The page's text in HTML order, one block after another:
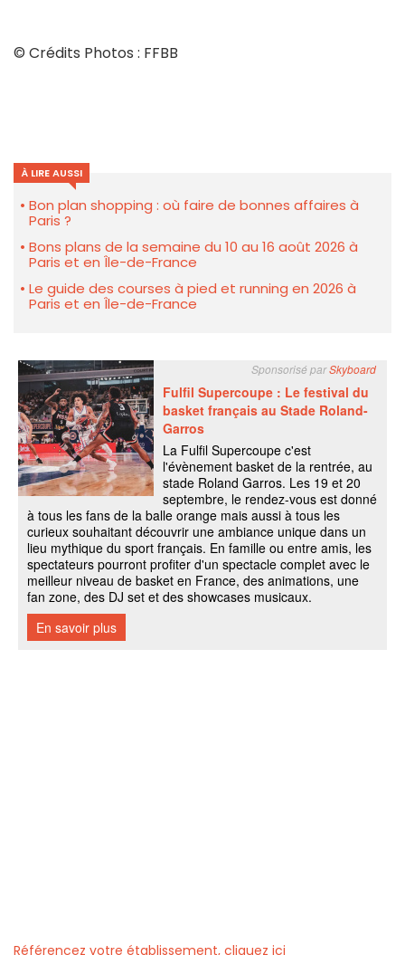
© Crédits Photos : FFBB
À LIRE AUSSI
Bon plan shopping : où faire de bonnes affaires à
Paris ?
Bons plans de la semaine du 10 au 16 août 2026 à
Paris et en Île-de-France
Le guide des courses à pied et running en 2026 à
Paris et en Île-de-France
Référencez votre établissement, cliquez ici